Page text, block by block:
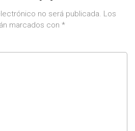
no será publicada. Los
marcados con *